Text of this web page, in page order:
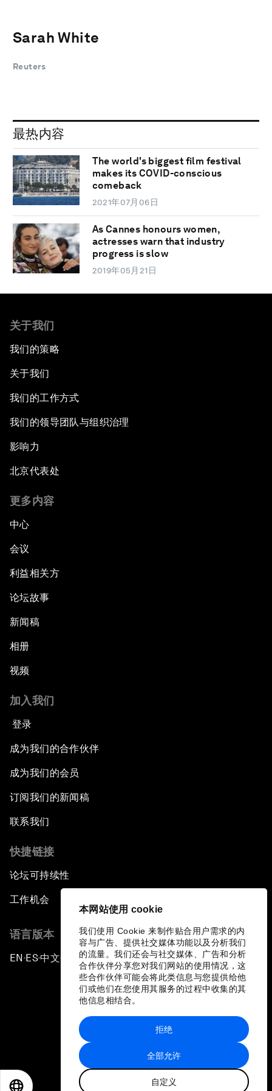
本网站使用 cookie
我们使用 Cookie 来制作贴合用户需求的内
容与广告、提供社交媒体功能以及分析我们
的流量。我们还会与社交媒体、广告和分析
合作伙伴分享您对我们网站的使用情况，这
些合作伙伴可能会将此类信息与您提供给他
们或他们在您使用其服务的过程中收集的其
他信息相结合。
全部允许
自定义
拒绝
Sarah White
Reuters
最热内容
The world's biggest film festival
makes its COVID-conscious
comeback
2021年07月06日
As Cannes honours women,
actresses warn that industry
progress is slow
2019年05月21日
关于我们
我们的策略
关于我们
我们的工作方式
我们的领导团队与组织治理
影响力
北京代表处
更多内容
中心
会议
利益相关方
论坛故事
新闻稿
相册
视频
加入我们
登录
成为我们的合作伙伴
成为我们的会员
订阅我们的新闻稿
联系我们
快捷链接
论坛可持续性
工作机会
语言版本
EN ▪ ES▪中文▪ 日本語
站点地图
世界经济论坛